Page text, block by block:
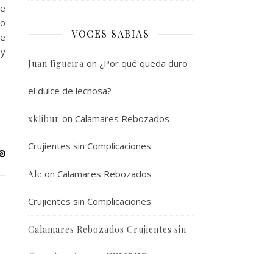
VOCES SABIAS
Juan figueira on ¿Por qué queda duro
el dulce de lechosa?
xklibur on Calamares Rebozados
Crujientes sin Complicaciones
Ale on Calamares Rebozados
Crujientes sin Complicaciones
Calamares Rebozados Crujientes sin